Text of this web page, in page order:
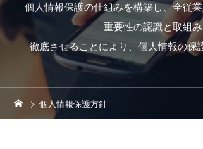
個人情報保護の仕組みを構築し、全従
重要性の認識と取組
徹底させることにより、個人情報の保
個人情報保護方針